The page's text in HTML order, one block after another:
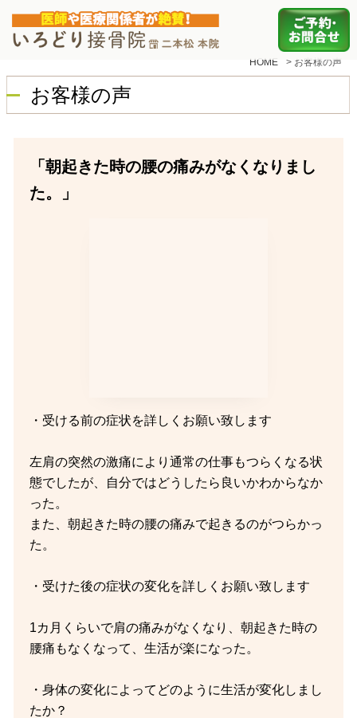
HOME > お客様の声
お客様の声
「朝起きた時の腰の痛みがなくなりまし
た。」
・受ける前の症状を詳しくお願い致します
左肩の突然の激痛により通常の仕事もつらくなる状
態でしたが、自分ではどうしたら良いかわからなか
った。
また、朝起きた時の腰の痛みで起きるのがつらかっ
た。
・受けた後の症状の変化を詳しくお願い致します
1カ月くらいで肩の痛みがなくなり、朝起きた時の
腰痛もなくなって、生活が楽になった。
・身体の変化によってどのように生活が変化しまし
たか？